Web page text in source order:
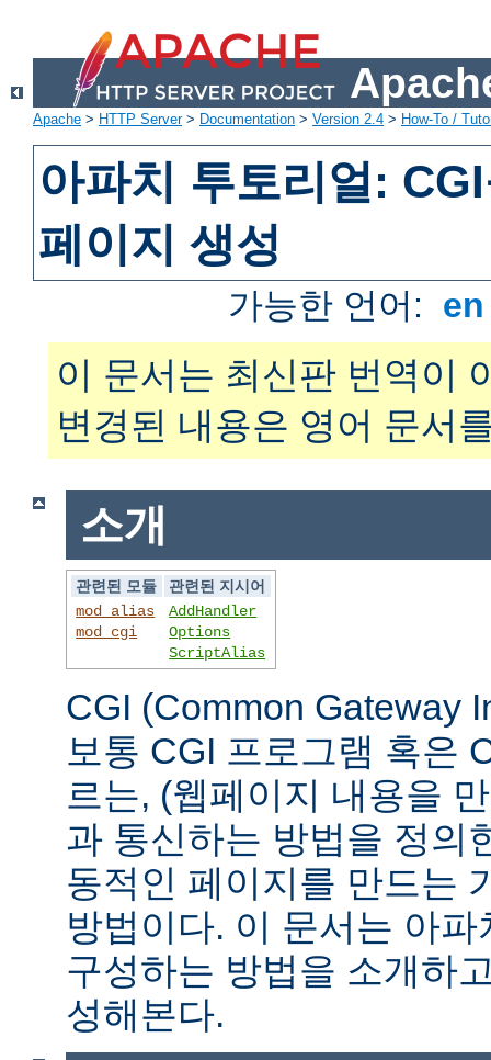
Apache > HTTP Server> Documentation > Version 2.4 > How-To /
아파치 투토리얼:
페이지 생성
가능한 언어:
이 문서는 최신판 번역이
변경된 내용은 영어 문서
소개
관련된 모듈
관련된 지시어
mod_alias
mod_cgi
AddHandler
Options
ScriptAlias
CGI (Common Gateway
보통 CGI 프로그램 혹은
르는, (웹페이지 내용을
과 통신하는 방법을 정의
동적인 페이지를 만드는
방법이다. 이 문서는 아
구성하는 방법을 소개하
성해본다.